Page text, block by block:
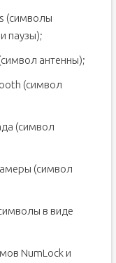
(символы
паузы);
антенны);
(символ
(символ
(символ
в виде
NumLock и